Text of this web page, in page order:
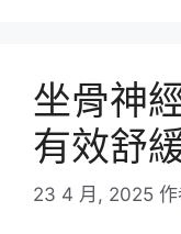
坐骨神
有效舒
23 4 月, 2025